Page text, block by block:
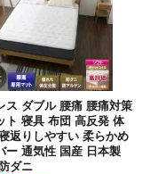
ス ダブル 腰痛 腰痛対策
ト 寝具 布団 高反発 体
返りしやすい 柔らかめ
ー 通気性 国産 日本製
ダニ